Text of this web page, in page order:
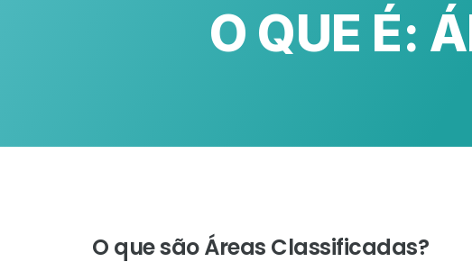
O QUE É:
O que são Áreas Classificadas?